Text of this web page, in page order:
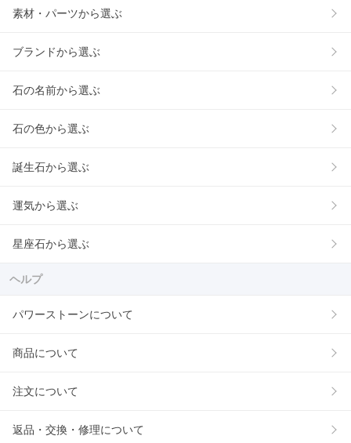
素材・パーツから選ぶ
ブランドから選ぶ
石の名前から選ぶ
石の色から選ぶ
誕生石から選ぶ
運気から選ぶ
星座石から選ぶ
ヘルプ
パワーストーンについて
商品について
注文について
返品・交換・修理について